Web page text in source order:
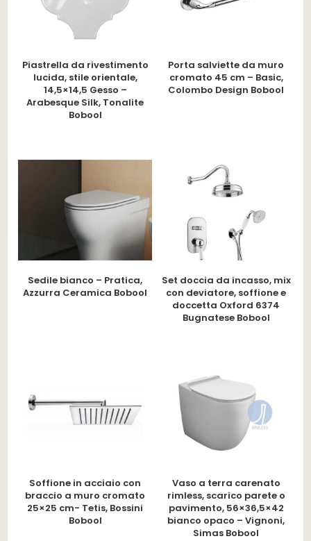
Piastrella da rivestimento
lucida, stile orientale,
14,5×14,5 Gesso –
Arabesque Silk, Tonalite
Bobool
Porta salviette da muro
cromato 45 cm – Basic,
Colombo Design Bobool
Sedile bianco – Pratica,
Azzurra Ceramica Bobool
Set doccia da incasso, mix
con deviatore, soffione e
doccetta Oxford 6374
Bugnatese Bobool
Soffione in acciaio con
braccio a muro cromato
25×25 cm- Tetis, Bossini
Bobool
Vaso a terra carenato
rimless, scarico parete o
pavimento, 56×36,5×42
bianco opaco – Vignoni,
Simas Bobool